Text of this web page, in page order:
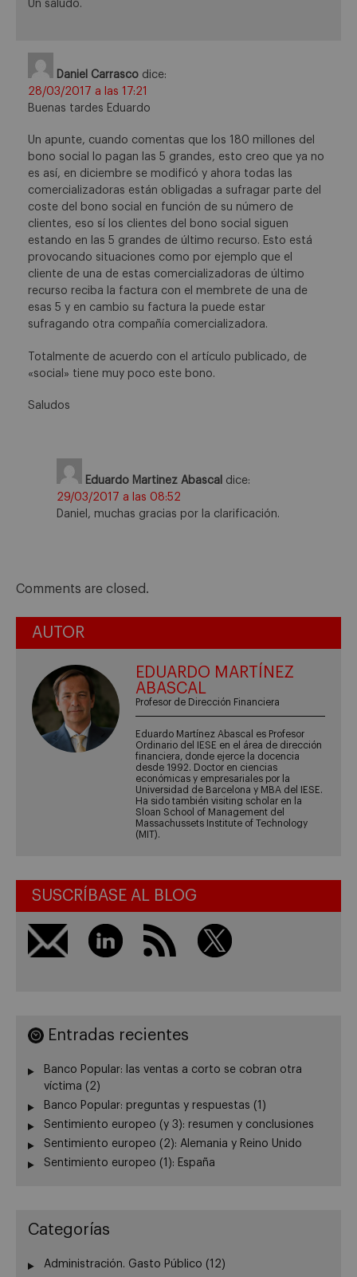
Un saludo.
Daniel Carrasco dice:
28/03/2017 a las 17:21
Buenas tardes Eduardo
Un apunte, cuando comentas que los 180 millones del
bono social lo pagan las 5 grandes, esto creo que ya no
es así, en diciembre se modificó y ahora todas las
comercializadoras están obligadas a sufragar parte del
coste del bono social en función de su número de
clientes, eso sí los clientes del bono social siguen
estando en las 5 grandes de último recurso. Esto está
provocando situaciones como por ejemplo que el
cliente de una de estas comercializadoras de último
recurso reciba la factura con el membrete de una de
esas 5 y en cambio su factura la puede estar
sufragando otra compañía comercializadora.
Totalmente de acuerdo con el artículo publicado, de
«social» tiene muy poco este bono.
Saludos
Eduardo Martinez Abascal dice:
29/03/2017 a las 08:52
Daniel, muchas gracias por la clarificación.
Comments are closed.
AUTOR
EDUARDO MARTÍNEZ
ABASCAL
Profesor de Dirección Financiera
Eduardo Martínez Abascal es Profesor
Ordinario del IESE en el área de dirección
financiera, donde ejerce la docencia
desde 1992. Doctor en ciencias
económicas y empresariales por la
Universidad de Barcelona y MBA del IESE.
Ha sido también visiting scholar en la
Sloan School of Management del
Massachussets Institute of Technology
(MIT).
SUSCRÍBASE AL BLOG
Entradas recientes
Banco Popular: las ventas a corto se cobran otra
víctima (2)
Banco Popular: preguntas y respuestas (1)
Sentimiento europeo (y 3): resumen y conclusiones
Sentimiento europeo (2): Alemania y Reino Unido
Sentimiento europeo (1): España
Categorías
Administración. Gasto Público (12)